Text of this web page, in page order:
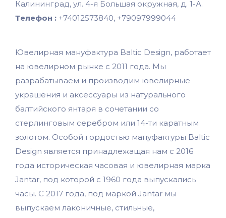
Калининград, ул. 4-я Большая окружная, д. 1-А.
Телефон : +74012573840, +79097999044
Ювелирная мануфактура Baltic Design, работает
на ювелирном рынке с 2011 года. Мы
разрабатываем и производим ювелирные
украшения и аксессуары из натурального
балтийского янтаря в сочетании со
стерлинговым серебром или 14-ти каратным
золотом. Особой гордостью мануфактуры Baltic
Design является принадлежащая нам с 2016
года историческая часовая и ювелирная марка
Jantar, под которой с 1960 года выпускались
часы. С 2017 года, под маркой Jantar мы
выпускаем лаконичные, стильные,